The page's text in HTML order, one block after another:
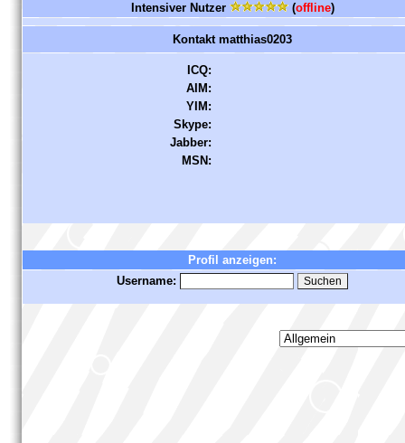
Intensiver Nutzer
(offline)
Kontakt matthias0203
ICQ:
AIM:
YIM:
Skype:
Jabber:
MSN:
Profil anzeigen:
Username: